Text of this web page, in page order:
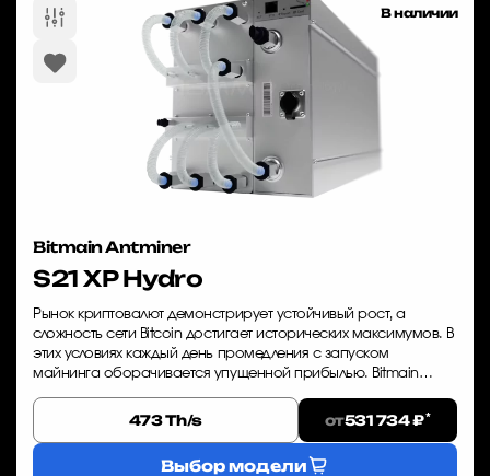
Bitmain Antminer
S21 XP Hydro
Рынок криптовалют демонстрирует устойчивый рост, а
сложность сети Bitcoin достигает исторических максимумов. В
этих условиях каждый день промедления с запуском
майнинга оборачивается упущенной прибылью. Bitmain
473 Th/s от531 734 ₽*
В наличии
Выбор модели